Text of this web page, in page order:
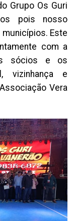
Grupo Os Guri
pois nosso
Este
com a
sócios e os
vizinhança e
Vera